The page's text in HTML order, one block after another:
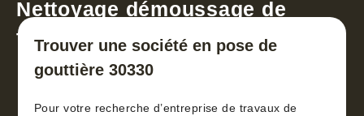
Nettoyage démoussage de
toiture 30
Trouver une société en pose de
gouttière 30330
Pour votre recherche d’entreprise de travaux de